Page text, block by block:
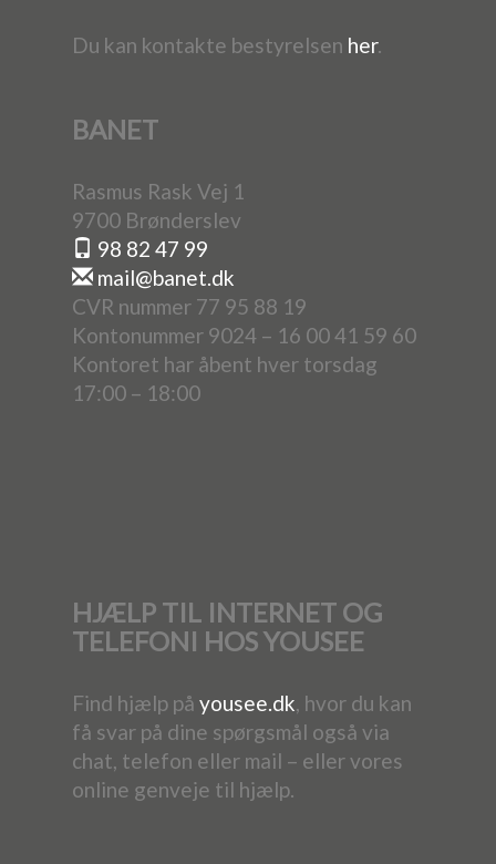
Du kan kontakte bestyrelsen her.
BANET
Rasmus Rask Vej 1
9700 Brønderslev
98 82 47 99
mail@banet.dk
CVR nummer 77 95 88 19
Kontonummer 9024 – 16 00 41 59 60
Kontoret har åbent hver torsdag
17:00 – 18:00
HJÆLP TIL INTERNET OG
TELEFONI HOS YOUSEE
Find hjælp på yousee.dk, hvor du kan
få svar på dine spørgsmål også via
chat, telefon eller mail – eller vores
online genveje til hjælp.